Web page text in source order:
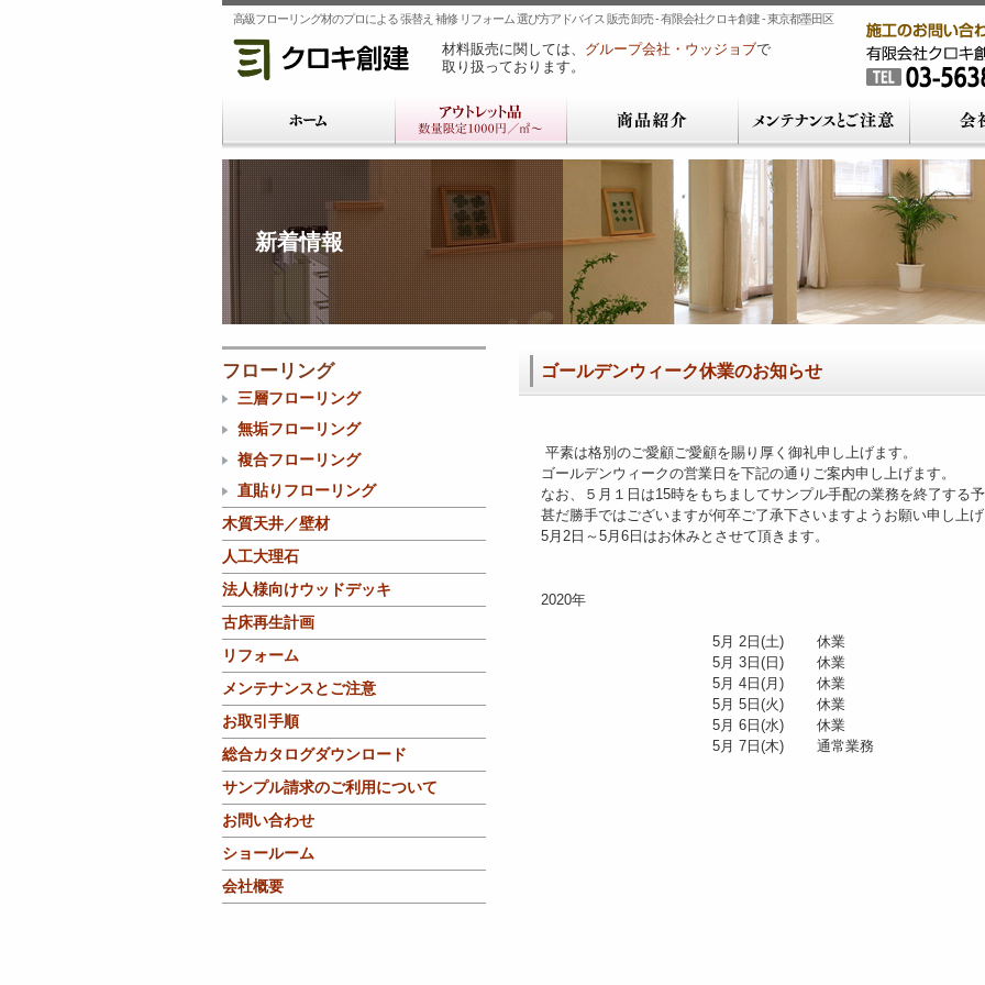
高級フローリング材のプロによる 張替え 補修 リフォーム 選び方アドバイス 販売 卸売 - 有限会社クロキ創建 - 東京都墨田区
材料販売に関しては、 グループ会社・ウッジョブで
取り扱っております。
新着情報
ゴールデンウィーク休業のお知らせ
平素は格別のご愛顧ご愛顧を賜り厚く御礼申し上げます。
ゴールデンウィークの営業日を下記の通りご案内申し上げます。
なお、５月１日は15時をもちましてサンプル手配の業務を終了する予
甚だ勝手ではございますが何卒ご了承下さいますようお願い申し上
5月2日～5月6日はお休みとさせて頂きます。
2020年
5月 2日(土) 休業
5月 3日(日) 休業
5月 4日(月) 休業
5月 5日(火) 休業
5月 6日(水) 休業
5月 7日(木) 通常業務
フローリング
三層フローリング
無垢フローリング
複合フローリング
直貼りフローリング
木質天井／壁材
人工大理石
法人様向けウッドデッキ
古床再生計画
リフォーム
メンテナンスとご注意
お取引手順
総合カタログダウンロード
サンプル請求のご利用について
お問い合わせ
ショールーム
会社概要